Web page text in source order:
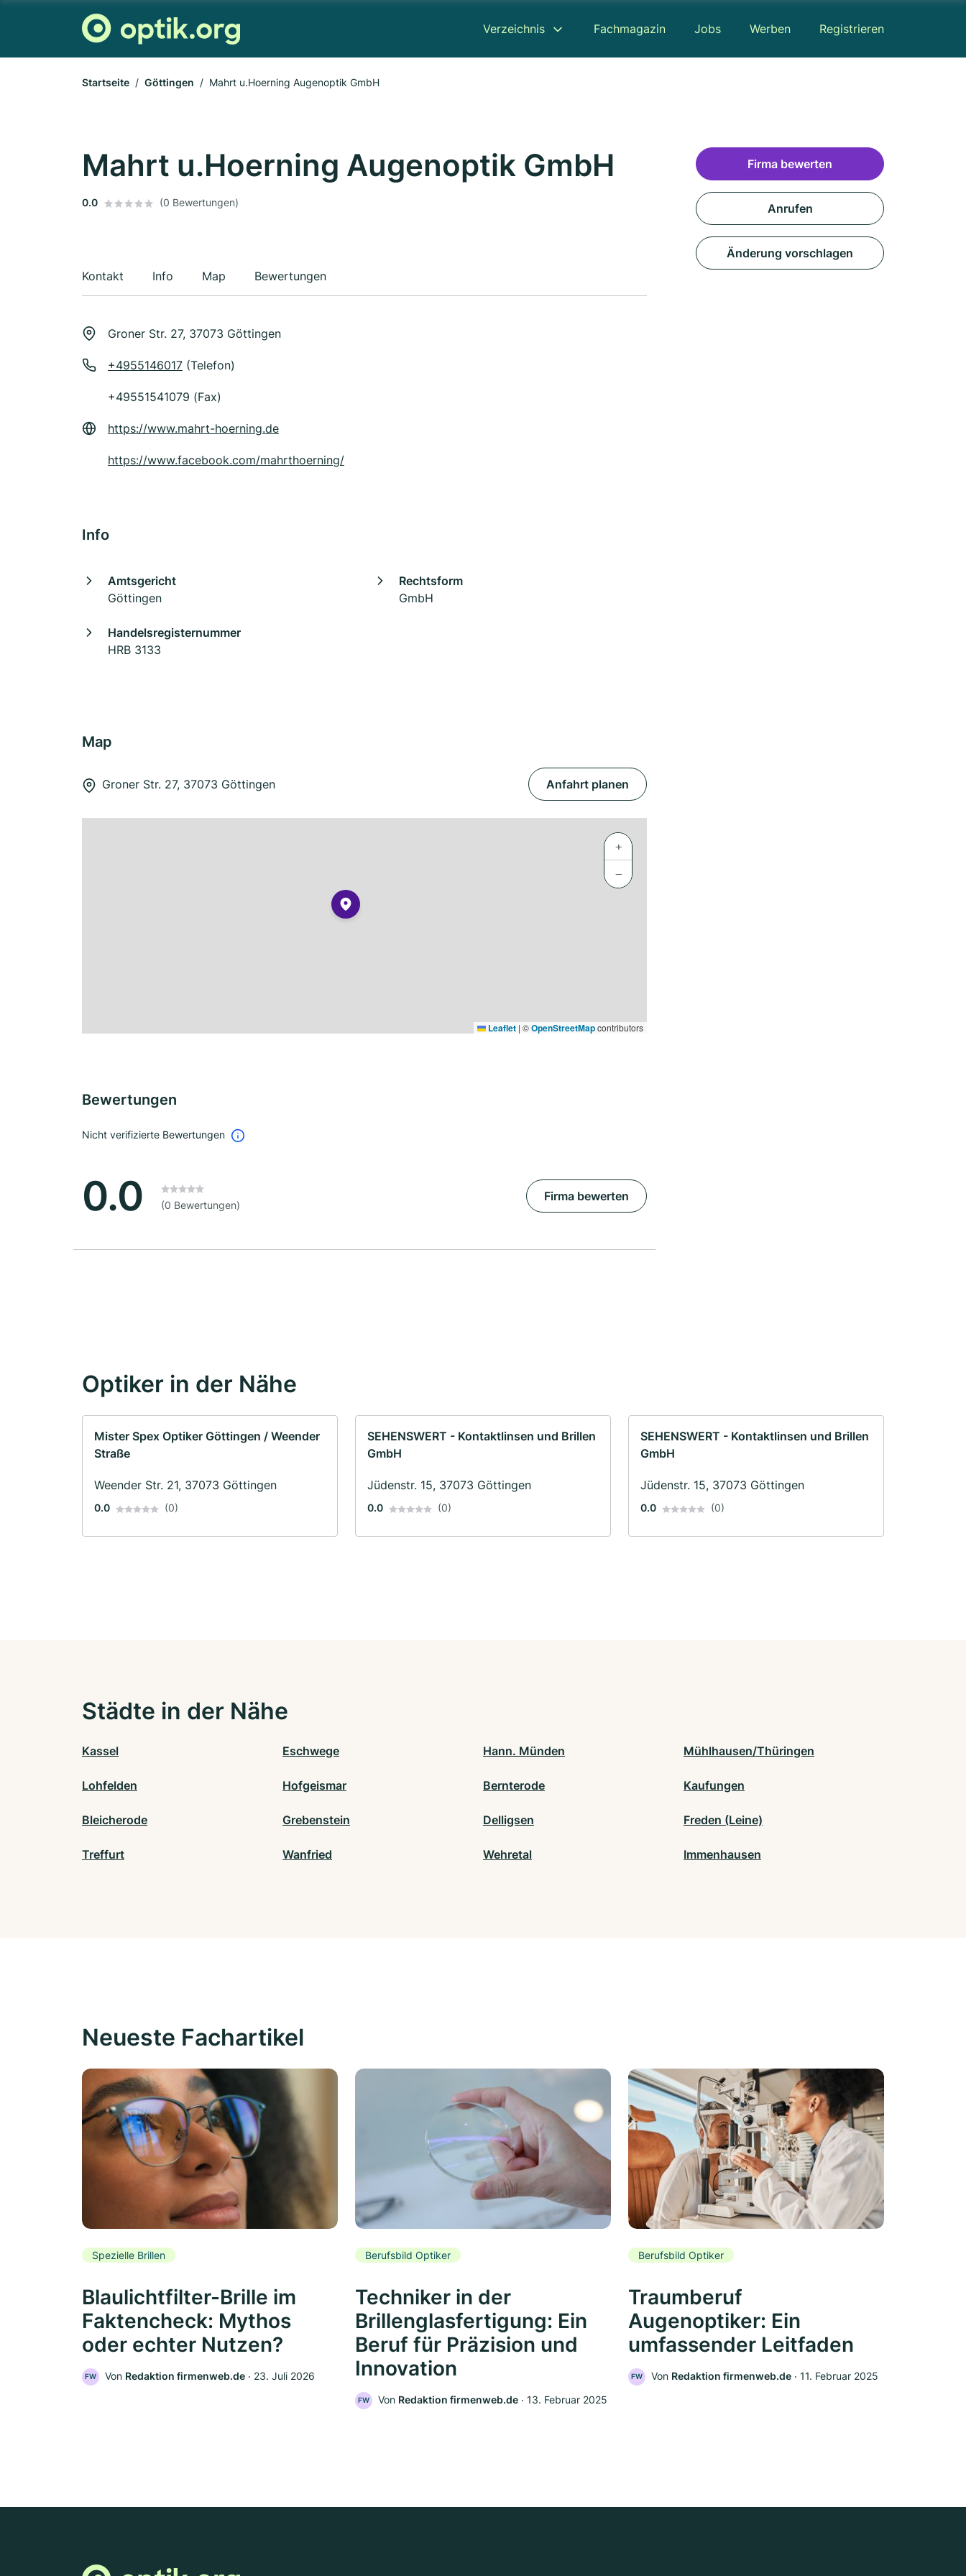
Verzeichnis Fachmagazin Jobs Werben Registrieren
Startseite Göttingen Mahrt u.Hoerning Augenoptik GmbH
Mahrt u.Hoerning Augenoptik GmbH
0.0 (0 Bewertungen)
Kontakt Info Map Bewertungen
Groner Str. 27, 37073 Göttingen
+4955146017 (Telefon)
+49551541079 (Fax)
https://www.mahrt-hoerning.de
https://www.facebook.com/mahrthoerning/
Info
Amtsgericht
Göttingen
Rechtsform
GmbH
Handelsregisternummer
HRB 3133
Map
Groner Str. 27, 37073 Göttingen Anfahrt planen
+
−
Leaflet | ©OpenStreetMapcontributors
Bewertungen
Nicht verifizierte Bewertungen
0.0 (0 Bewertungen)
Firma bewerten
Firma bewerten
Anrufen
Änderung vorschlagen
Optiker in der Nähe
Mister Spex Optiker Göttingen / Weender
Straße
Weender Str. 21, 37073 Göttingen
0.0 (0)
SEHENSWERT - Kontaktlinsen und Brillen
GmbH
Jüdenstr. 15, 37073 Göttingen
0.0 (0)
SEHENSWERT - Kontaktlinsen und Brillen
GmbH
Jüdenstr. 15, 37073 Göttingen
0.0 (0)
Städte in der Nähe
Kassel Eschwege Hann. Münden Mühlhausen/Thüringen
Lohfelden Hofgeismar Bernterode Kaufungen
Bleicherode Grebenstein Delligsen Freden (Leine)
Treffurt Wanfried Wehretal Immenhausen
Neueste Fachartikel
Spezielle Brillen
Blaulichtfilter-Brille im
Faktencheck: Mythos
oder echter Nutzen?
FW Von Redaktion firmenweb.de ‧ 23. Juli 2026
Berufsbild Optiker
Techniker in der
Brillenglasfertigung: Ein
Beruf für Präzision und
Innovation
FW Von Redaktion firmenweb.de ‧ 13. Februar 2025
Berufsbild Optiker
Traumberuf
Augenoptiker: Ein
umfassender Leitfaden
FW Von Redaktion firmenweb.de ‧ 11. Februar 2025